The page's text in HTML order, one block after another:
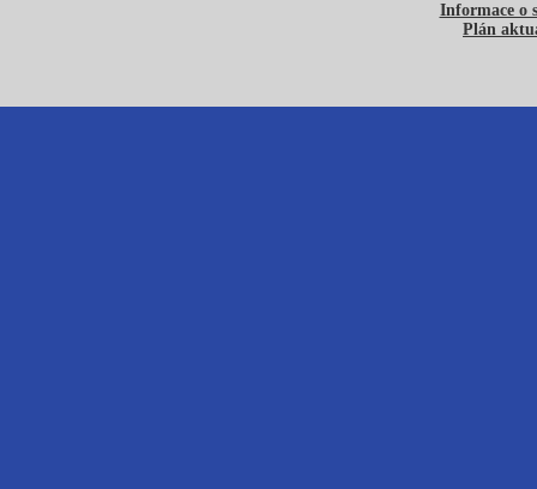
Informace o
Plán